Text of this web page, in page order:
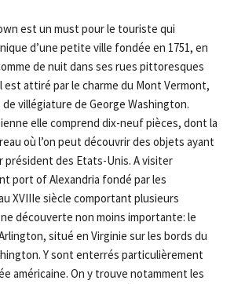
est un must pour le touriste qui
d’une petite ville fondée en 1751, en
de nuit dans ses rues pittoresques
est attiré par le charme du Mont Vermont,
villégiature de George Washington.
elle comprend dix-neuf pièces, dont la
où l’on peut découvrir des objets ayant
président des Etats-Unis. A visiter
port of Alexandria fondé par les
XVIIIe siècle comportant plusieurs
découverte non moins importante: le
situé en Virginie sur les bords du
Y sont enterrés particulièrement
américaine. On y trouve notamment les